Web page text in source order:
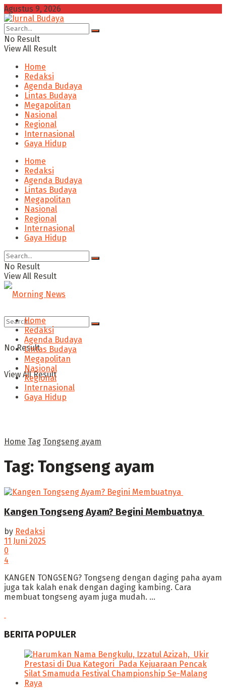
Agustus 9, 2026
No Result
View All Result
Home
Redaksi
Agenda Budaya
Lintas Budaya
Megapolitan
Nasional
Regional
Internasional
Gaya Hidup
Home
Redaksi
Agenda Budaya
Lintas Budaya
Megapolitan
Nasional
Regional
Internasional
Gaya Hidup
No Result
View All Result
No Result
View All Result
Home
Redaksi
Agenda Budaya
Lintas Budaya
Megapolitan
Nasional
Regional
Internasional
Gaya Hidup
Home Tag Tongseng ayam
Tag: Tongseng ayam
Kangen Tongseng Ayam? Begini Membuatnya
by Redaksi
11 Juni 2025
0
4
‎KANGEN TONGSENG? Tongseng dengan daging paha ayam
juga tak kalah enak dengan daging kambing. Cara
membuat tongseng ayam juga mudah. ...
BERITA POPULER